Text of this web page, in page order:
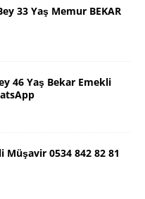
33 Yaş Memur BEKAR
46 Yaş Bekar Emekli
Müşavir 0534 842 82 81